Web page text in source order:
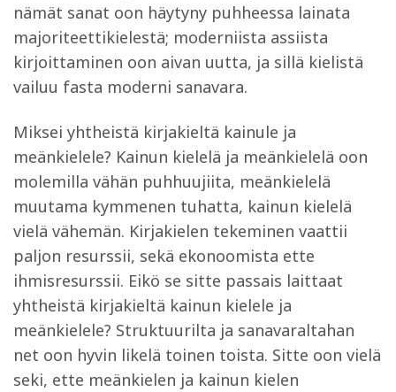
nämät sanat oon häytyny puhheessa lainata
majoriteettikielestä; moderniista assiista
kirjoittaminen oon aivan uutta, ja sillä kielistä
vailuu fasta moderni sanavara.
Miksei yhtheistä kirjakieltä kainule ja
meänkielele? Kainun kielelä ja meänkielelä oon
molemilla vähän puhhuujiita, meänkielelä
muutama kymmenen tuhatta, kainun kielelä
vielä vähemän. Kirjakielen tekeminen vaattii
paljon resurssii, sekä ekonoomista ette
ihmisresurssii. Eikö se sitte passais laittaat
yhtheistä kirjakieltä kainun kielele ja
meänkielele? Struktuurilta ja sanavaraltahan
net oon hyvin likelä toinen toista. Sitte oon vielä
seki, ette meänkielen ja kainun kielen